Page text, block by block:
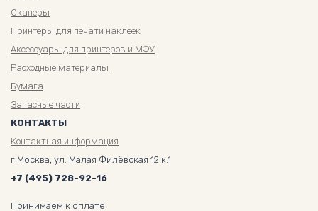
Сканеры
Принтеры для печати наклеек
Аксессуары для принтеров и МФУ
Расходные материалы
Бумага
Запасные части
КОНТАКТЫ
Контактная информация
г.Москва, ул. Малая Филёвская 12 к.1
+7 (495) 728-92-16
Принимаем к оплате